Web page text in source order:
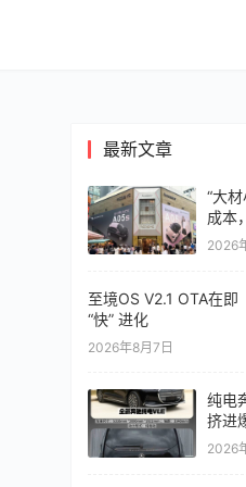
最新文章
“大
成本
值
2026
至境OS V2.1 OTA在
“快” 进化
2026年8月7日
纯电
挤进
2026